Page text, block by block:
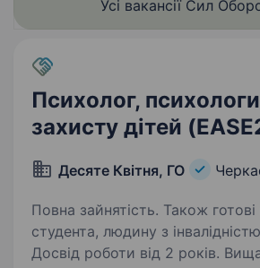
Усі вакансії Сил
Психолог,
захисту дітей
Десяте Квітня, ГО
Повна зайнятість. Також готові
студента, людину з
Досвід роботи від 2 років. Вища